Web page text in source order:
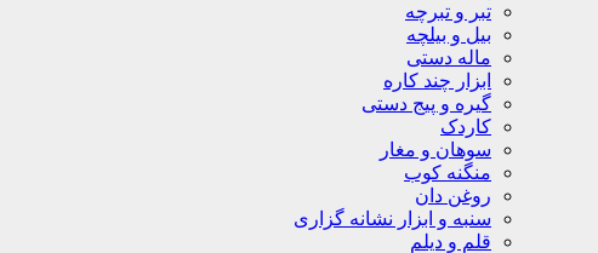
تبر و تبرچه
بیل و بیلچه
ماله دستی
ابزار چند کاره
گیره و پیج دستی
کاردک
سوهان و مغار
منگنه کوب
روغن دان
سنبه و ابزار نشانه گزاری
قلم و دیلم